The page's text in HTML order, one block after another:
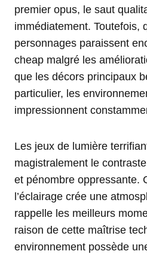
premier opus, le saut
immédiatement. Toutefois,
personnages paraissent
cheap malgré les
que les décors principaux
particulier, les
impressionnent
Les jeux de lumière
magistralement le
et pénombre oppressante.
l’éclairage crée une
rappelle les meilleurs
raison de cette maîtrise
environnement possède